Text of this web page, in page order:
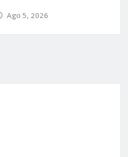
Ago 5, 2026